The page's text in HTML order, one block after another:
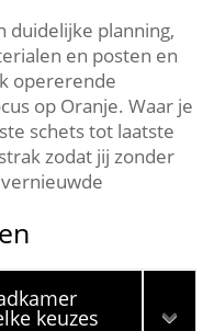
duidelijke planning,
en posten en
opererende
op Oranje. Waar je
schets tot laatste
zodat jij zonder
keuzes